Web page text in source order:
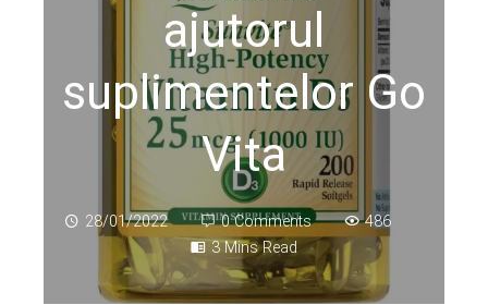
ajutorul
suplimentelor Go
Vita
28/01/2022 0 Comments
486
3 Mins Read